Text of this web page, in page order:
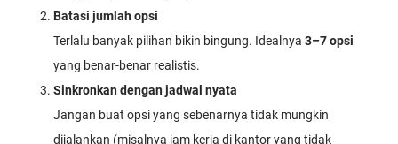
Batasi jumlah opsi
Terlalu banyak pilihan bikin bingung. Idealnya 3–7 opsi
yang benar-benar realistis.
Sinkronkan dengan jadwal nyata
Jangan buat opsi yang sebenarnya tidak mungkin
dijalankan (misalnya jam kerja di kantor yang tidak